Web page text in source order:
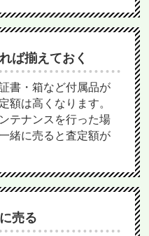
ば揃えておく
書・箱など付属品が
額は高くなります。
テナンスを行った場
緒に売ると査定額が
売る